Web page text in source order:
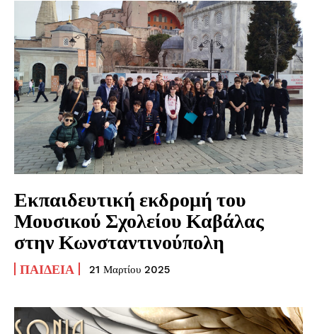
Εκπαιδευτική εκδρομή του
Μουσικού Σχολείου Καβάλας
στην Κωνσταντινούπολη
ΠΑΙΔΕΊΑ 21 Μαρτίου 2025